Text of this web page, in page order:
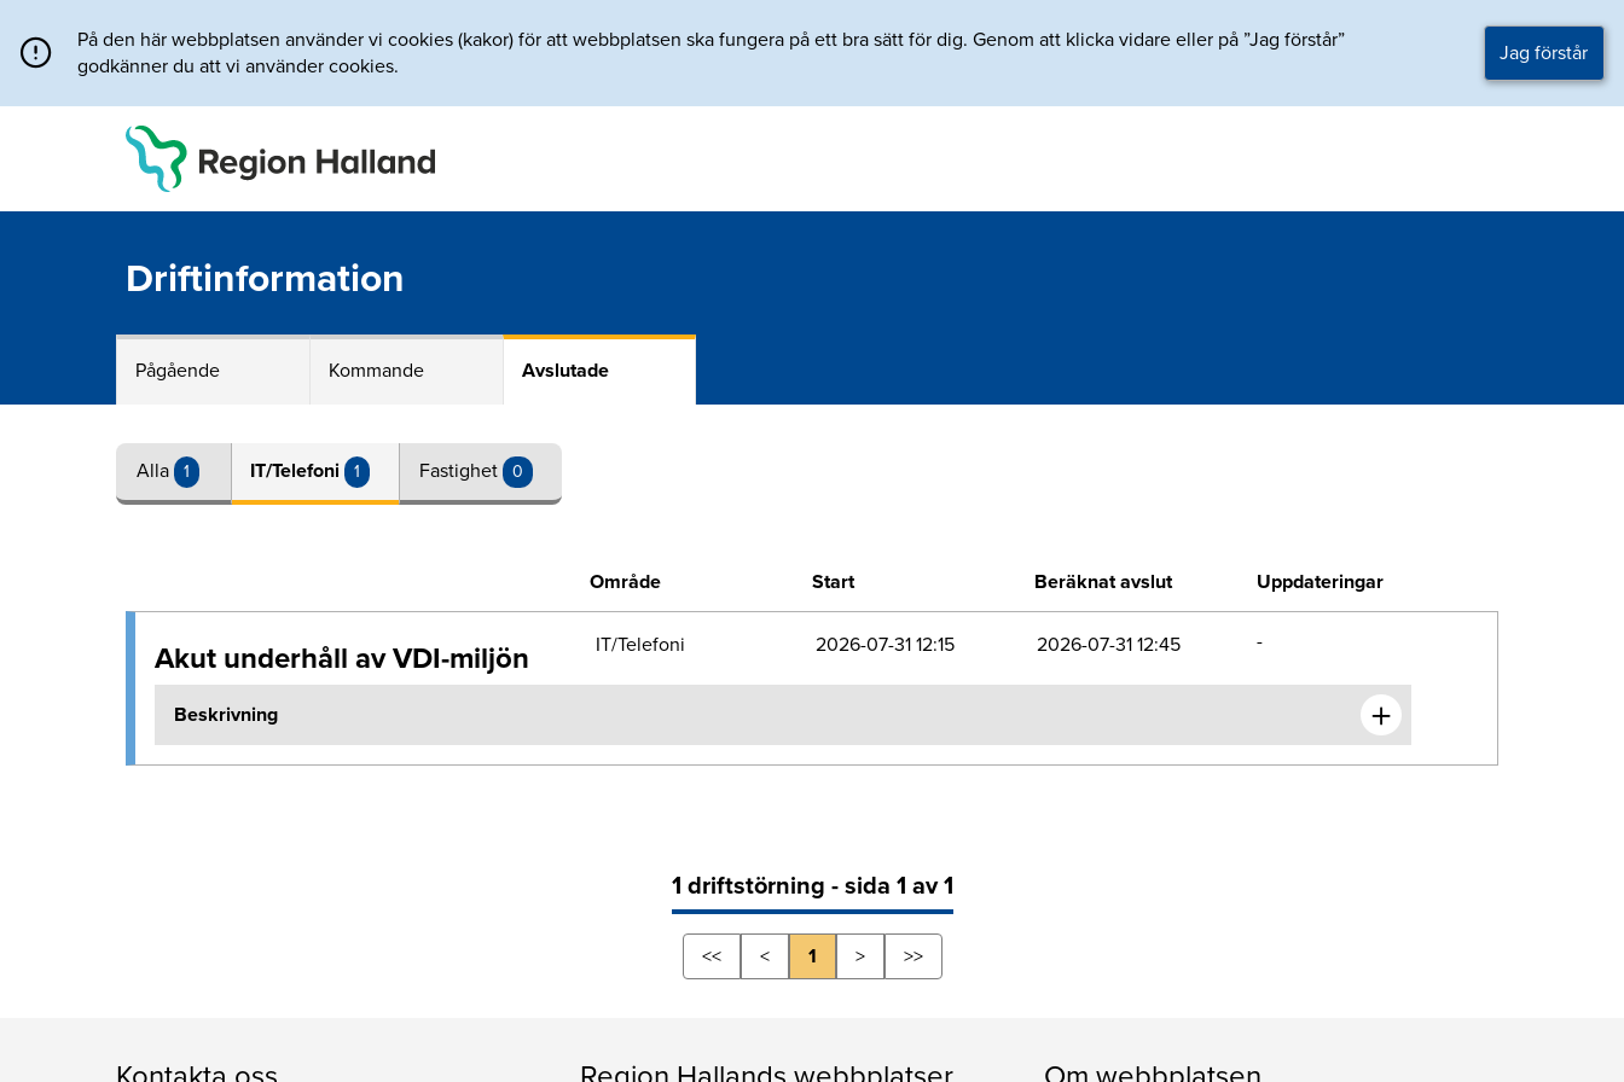
På den här webbplatsen använder vi cookies (kakor) för att webbplatsen ska fungera på ett bra sätt för dig. Genom att klicka vidare eller på ”Jag förstår”
godkänner du att vi använder cookies.
Jag förstår
Driftinformation
Pågående Kommande Avslutade
Alla 1 IT/Telefoni 1 Fastighet 0
Område Start Beräknat avslut Uppdateringar
Akut underhåll av VDI-miljön IT/Telefoni 2026-07-31 12:15 2026-07-31 12:45 -
Beskrivning
1 driftstörning - sida 1 av 1
<< < 1 > >>